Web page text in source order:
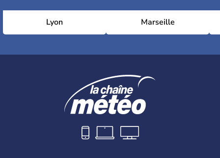
Lyon Marseille